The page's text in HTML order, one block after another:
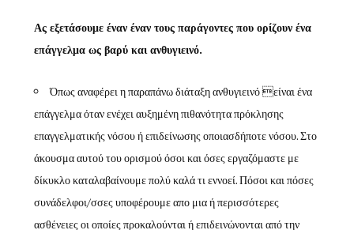
Ας εξετάσουμε έναν έναν τους παράγοντες που ορίζουν ένα
επάγγελμα ως βαρύ και ανθυγιεινό.
Όπως αναφέρει η παραπάνω διάταξη ανθυγιεινό είναι ένα
επάγγελμα όταν ενέχει αυξημένη πιθανότητα πρόκλησης
επαγγελματικής νόσου ή επιδείνωσης οποιασδήποτε νόσου. Στο
άκουσμα αυτού του ορισμού όσοι και όσες εργαζόμαστε με
δίκυκλο καταλαβαίνουμε πολύ καλά τι εννοεί. Πόσοι και πόσες
συνάδελφοι/σσες υποφέρουμε απο μια ή περισσότερες
ασθένειες οι οποίες προκαλούνται ή επιδεινώνονται από την